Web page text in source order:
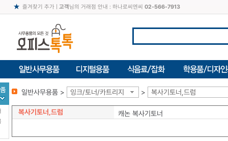
즐겨찾기 추가| 고객님의 거래점 안내 : 하나로씨엔씨 02-566-7913
일반사무용품 > 잉크/토너/카트리지 > 복사기토너,드럼
복사기토너,드럼 캐논 복사기토너